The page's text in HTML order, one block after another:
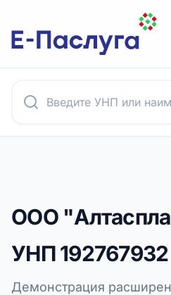
ООО
УНП192767932
Демонстрация